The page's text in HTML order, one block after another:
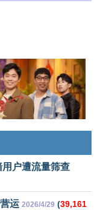
户遭流量筛查
运 2026/4/29 (39,161